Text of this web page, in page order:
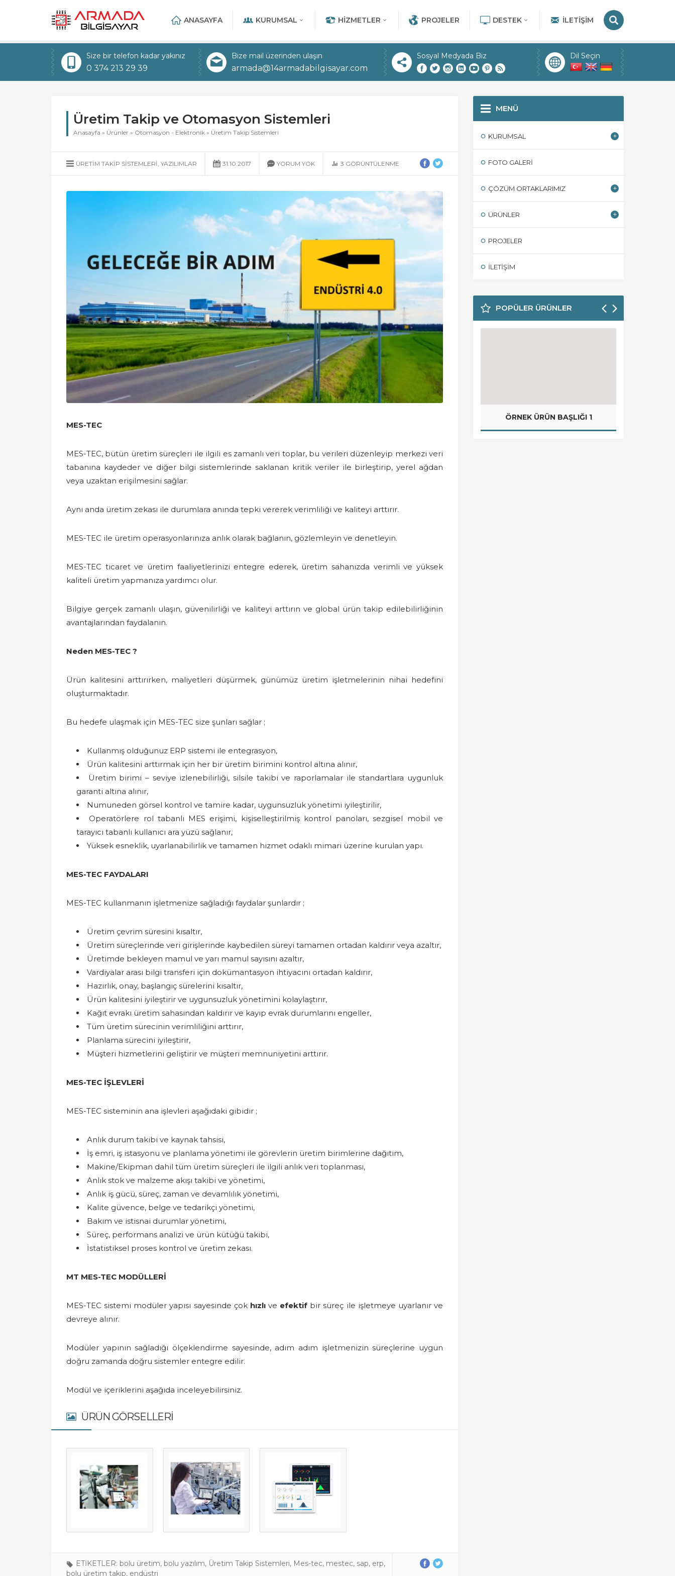
ANASAYFA KURUMSAL HIZMETLER PROJELER DESTEK İLETIŞIM
Size bir telefon kadar yakınız
0 374 213 29 39
Bize mail üzerinden ulaşın
armada@14armadabilgisayar.com
Sosyal Medyada Biz Dil Seçin
Üretim Takip ve Otomasyon Sistemleri
Anasayfa » Ürünler » Otomasyon - Elektronik » Üretim Takip Sistemleri
ÜRETIM TAKIP SISTEMLERI , YAZILIMLAR 31.10.2017 YORUM YOK 3 GÖRÜNTÜLENME
MES-TEC
MES-TEC, bütün üretim süreçleri ile ilgili es zamanlı veri toplar, bu verileri düzenleyip merkezi veri
tabanına kaydeder ve diğer bilgi sistemlerinde saklanan kritik veriler ile birleştirip, yerel ağdan
veya uzaktan erişilmesini sağlar.
Aynı anda üretim zekası ile durumlara anında tepki vererek verimliliği ve kaliteyi arttırır.
MES-TEC ile üretim operasyonlarınıza anlık olarak bağlanın, gözlemleyin ve denetleyin.
MES-TEC ticaret ve üretim faaliyetlerinizi entegre ederek, üretim sahanızda verimli ve yüksek
kaliteli üretim yapmanıza yardımcı olur.
Bilgiye gerçek zamanlı ulaşın, güvenilirliği ve kaliteyi arttırın ve global ürün takip edilebilirliğinin
avantajlarından faydalanın.
Neden MES-TEC ?
Ürün kalitesini arttırırken, maliyetleri düşürmek, günümüz üretim işletmelerinin nihai hedefini
oluşturmaktadır.
Bu hedefe ulaşmak için MES-TEC size şunları sağlar ;
Kullanmış olduğunuz ERP sistemi ile entegrasyon,
Ürün kalitesini arttırmak için her bir üretim birimini kontrol altına alınır,
Üretim birimi – seviye izlenebilirliği, silsile takibi ve raporlamalar ile standartlara uygunluk
garanti altına alınır,
Numuneden görsel kontrol ve tamire kadar, uygunsuzluk yönetimi iyileştirilir,
Operatörlere rol tabanlı MES erişimi, kişiselleştirilmiş kontrol panoları, sezgisel mobil ve
tarayıcı tabanlı kullanıcı ara yüzü sağlanır,
Yüksek esneklik, uyarlanabilirlik ve tamamen hizmet odaklı mimari üzerine kurulan yapı.
MES-TEC FAYDALARI
MES-TEC kullanmanın işletmenize sağladığı faydalar şunlardır ;
Üretim çevrim süresini kısaltır,
Üretim süreçlerinde veri girişlerinde kaybedilen süreyi tamamen ortadan kaldırır veya azaltır,
Üretimde bekleyen mamul ve yarı mamul sayısını azaltır,
Vardiyalar arası bilgi transferi için dokümantasyon ihtiyacını ortadan kaldırır,
Hazırlık, onay, başlangıç sürelerini kısaltır,
Ürün kalitesini iyileştirir ve uygunsuzluk yönetimini kolaylaştırır,
Kağıt evrakı üretim sahasından kaldırır ve kayıp evrak durumlarını engeller,
Tüm üretim sürecinin verimliliğini arttırır,
Planlama sürecini iyileştirir,
Müşteri hizmetlerini geliştirir ve müşteri memnuniyetini arttırır.
MES-TEC İŞLEVLERİ
MES-TEC sisteminin ana işlevleri aşağıdaki gibidir ;
Anlık durum takibi ve kaynak tahsisi,
İş emri, iş istasyonu ve planlama yönetimi ile görevlerin üretim birimlerine dağıtım,
Makine/Ekipman dahil tüm üretim süreçleri ile ilgili anlık veri toplanması,
Anlık stok ve malzeme akışı takibi ve yönetimi,
Anlık iş gücü, süreç, zaman ve devamlılık yönetimi,
Kalite güvence, belge ve tedarikçi yönetimi,
Bakım ve istisnai durumlar yönetimi,
Süreç, performans analizi ve ürün kütüğü takibi,
İstatistiksel proses kontrol ve üretim zekası.
MT MES-TEC MODÜLLERİ
MES-TEC sistemi modüler yapısı sayesinde çok hızlıve efektif bir süreç ile işletmeye uyarlanır ve
devreye alınır.
Modüler yapının sağladığı ölçeklendirme sayesinde, adım adım işletmenizin süreçlerine uygun
doğru zamanda doğru sistemler entegre edilir.
Modül ve içeriklerini aşağıda inceleyebilirsiniz.
ÜRÜN GÖRSELLERI
ETİKETLER: bolu üretim, bolu yazılım, Üretim Takip Sistemleri, Mes-tec, mestec, sap, erp,
bolu üretim takip, endüstri
MENÜ
KURUMSAL
FOTO GALERI
ÇÖZÜM ORTAKLARIMIZ
ÜRÜNLER
PROJELER
İLETIŞIM
POPÜLER ÜRÜNLER
ÖRNEK ÜRÜN BAŞLIĞI 1